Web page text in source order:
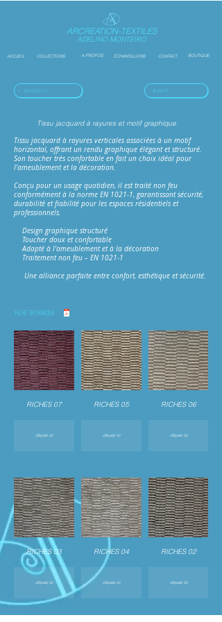
ARCREATION-TEXTILES
ADELINO MONTEIRO
ACCUEIL COLLECTIONS A PROPOS ÉCHANTILLIONS CONTACT BOUTIQUE
< ACCUEIL SHOP
Tissu jacquard à rayures et motif graphique
Tissu jacquard à rayures verticales associées à un motif
horizontal, offrant un rendu graphique élégant et structuré.
Son toucher très confortable en fait un choix idéal pour
l’ameublement et la décoration.
Conçu pour un usage quotidien, il est traité non feu
conformément à la norme EN 1021-1, garantissant sécurité,
durabilité et fiabilité pour les espaces résidentiels et
professionnels.
Design graphique structuré
Toucher doux et confortable
Adapté à l’ameublement et à la décoration
Traitement non feu – EN 1021-1
Une alliance parfaite entre confort, esthétique et sécurité.
FICHE TECHNIQUE
RICHES 07
cliquez ici
RICHES 05
cliquez ici
RICHES 06
cliquez ici
RICHES 03
cliquez ici
RICHES 04
cliquez ici
RICHES 02
cliquez ici